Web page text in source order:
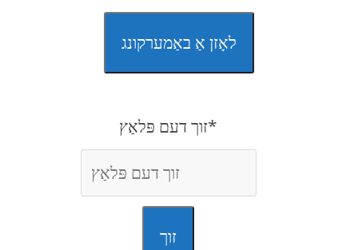
לאָזן אַ באַמערקונג
זוך דעם פּלאַץ*
זוך